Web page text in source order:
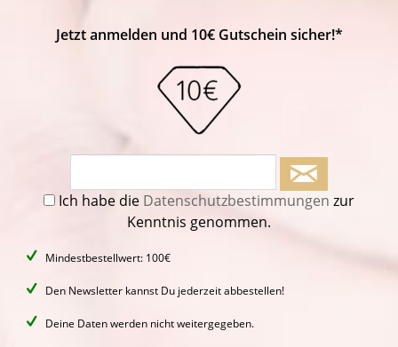
Jetzt anmelden und 10€ Gutschein sicher!*
Ich habe die Datenschutzbestimmungen zur
Kenntnis genommen.
Mindestbestellwert: 100€
Den Newsletter kannst Du jederzeit abbestellen!
Deine Daten werden nicht weitergegeben.